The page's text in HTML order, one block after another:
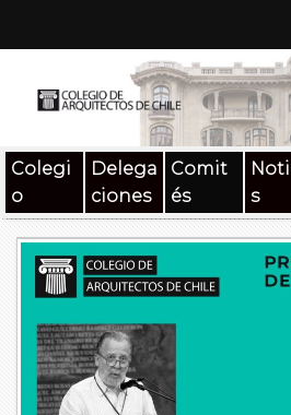
Documentos
SAT
Beneficios
Medios
Colegi
o
Delega
ciones
Comit
és
s